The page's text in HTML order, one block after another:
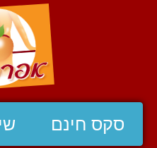
סקס חינם